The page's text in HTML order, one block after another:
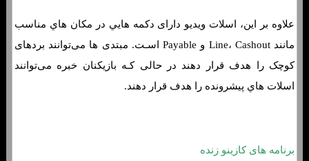
علاوه بر این، اسلات ویدیو دارای دکمه هایي در مکان هاي‌ مناسب
مانند Line، Cashout و Payable اسـت. مبتدی ها می‌توانند بردهای
کوچک را هدف قرار دهند در حالی کـه بازیکنان خبره می‌توانند
اسلات هاي‌ پیشرونده را هدف قرار دهند.
برنامه های کازینو زنده